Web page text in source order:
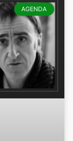
AGENDA